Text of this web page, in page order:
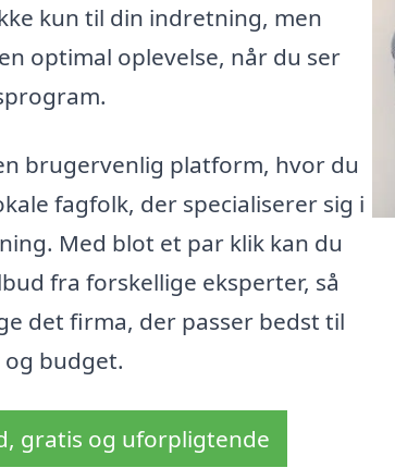
kun til din indretning, men
optimal oplevelse, når du ser
brugervenlig platform, hvor du
fagfolk, der specialiserer sig i
Med blot et par klik kan du
fra forskellige eksperter, så
det firma, der passer bedst til
budget.
gratis og uforpligtende